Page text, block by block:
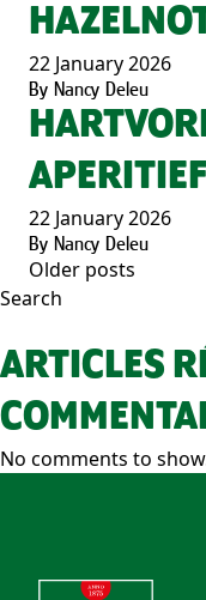
22 January 2026
By Nancy Deleu
22 January 2026
By Nancy Deleu
POSTS
Older posts
Search
ARTICLES
No comments to